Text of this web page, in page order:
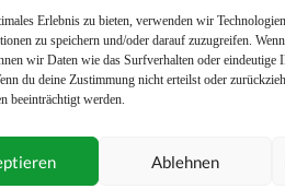
Erlebnis zu bieten, verwenden wir
zu speichern und/oder darauf zuzugreifen.
wir Daten wie das Surfverhalten oder eindeutige
du deine Zustimmung nicht erteilst oder
beeinträchtigt werden.
Ablehnen